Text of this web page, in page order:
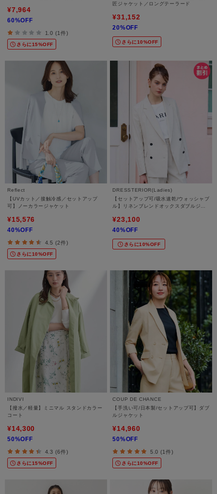
¥7,964
60%OFF
1.0 (1件)
さらに15%OFF
匠ジャケット／ロングテーラード
¥31,152
20%OFF
さらに10%OFF
Reflect
【UVカット／接触冷感／セットアップ
可】ノーカラージャケット
¥15,576
40%OFF
4.5 (2件)
さらに10%OFF
DRESSTERIOR(Ladies)
【セットアップ可/吸水速乾/ウォッシャブ
ル】リネンブレンドオックスダブルジャ
¥23,100
40%OFF
さらに10%OFF
INDIVI
【撥水／軽量】ミニマル スタンドカラー
コート
¥14,300
50%OFF
4.3 (6件)
さらに15%OFF
COUP DE CHANCE
【手洗い可/日本製/セットアップ可】ダブ
ルジャケット
¥14,960
50%OFF
5.0 (1件)
さらに10%OFF